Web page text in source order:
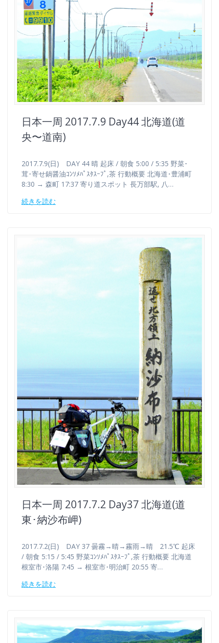
日本一周 2017.7.9 Day44 北海道(道
央〜道南)
2017.7.9(日) DAY 44 晴 起床 / 朝食 5:00 / 5:35 野菜･
茸･寄せ鍋醤油ｺﾝｿﾒﾊﾟｽﾀｽｰﾌﾟ,茶 行動概要 北海道･豊浦町
8:30 → 森町 17:37 寄り道スポット 長万部駅, 八…
続きを読む
日本一周 2017.7.2 Day37 北海道(道
東･納沙布岬)
2017.7.2(日) DAY 37 曇霧→晴→霧雨→晴 21.5℃ 起床
/ 朝食 5:15 / 5:45 野菜ｺﾝｿﾒﾊﾟｽﾀｽｰﾌﾟ,茶 行動概要 北海道
根室市･洛陽 7:45 → 根室市･明治町 20:55 寄…
続きを読む